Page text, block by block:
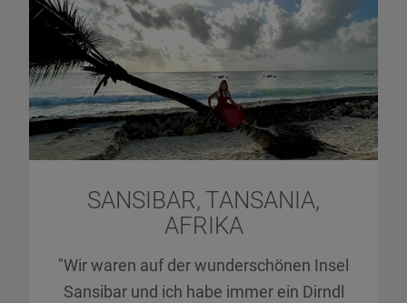
SANSIBAR, TANSANIA,
AFRIKA
"Wir waren auf der wunderschönen Insel
Sansibar und ich habe immer ein Dirndl